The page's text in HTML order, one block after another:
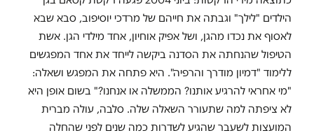
הילדים "לילך" וגבתה את חייהם של מרדכי יוסיפוב, סבא שבא
לאסוף את נכדו מהגן, ושל אפיק אוחיון, אחד מילדי הגן. אשת
הטיפול שהנחתה את הסדנה ביקשה לייחד את אחד המפגשים
ללימוד "דמיון מודרך והרפיה". היא פתחה את המפגש ושאלה:
"מי אחראי להרגיע אותנו? הממשלה או אנחנו?" בשום אופן היא
לא ציפתה למה שתעורר השאלה שלה. סלבה, עולה מברית
המועצות לשעבר שהגיע לשדרות כמה שנים לפני שהחלה